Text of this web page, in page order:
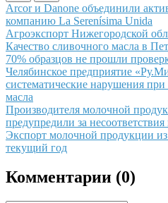
Иллюстрация новости
Arcor и Danone объединили
компанию La Serenísima Unida
Иллюстрация новости
Агроэкспорт Нижегородской
Иллюстрация новости
Качество сливочного масла в
70% образцов не прошли
Иллюстрация новости
Челябинское предприятие
систематические нарушения
масла
Иллюстрация новости
Производителя молочной
предупредили за
Иллюстрация новости
Экспорт молочной продукции
текущий год
Комментарии (0)